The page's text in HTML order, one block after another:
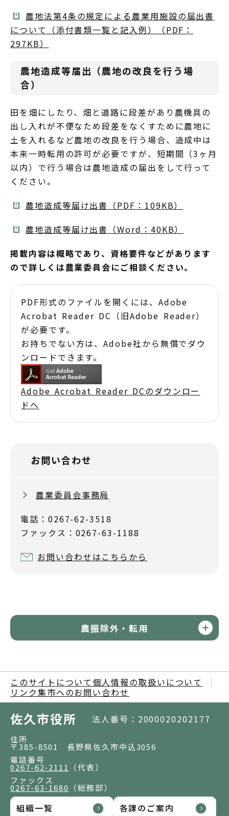
農地法第4条の規定による農業用施設の届出書
について（添付書類一覧と記入例）（PDF：
297KB）
農地造成等届出（農地の改良を行う場
合）
田を畑にしたり、畑と道路に段差があり農機具の
出し入れが不便なため段差をなくすために農地に
土を入れるなど農地の改良を行う場合、造成中は
本来一時転用の許可が必要ですが、短期間（3ヶ月
以内）で行う場合は農地造成の届出をして行って
ください。
農地造成等届け出書（PDF：109KB）
農地造成等届け出書（Word：40KB）
掲載内容は概略であり、資格要件などがあります
ので詳しくは農業委員会にご相談ください。
PDF形式のファイルを開くには、Adobe
Acrobat Reader DC（旧Adobe Reader）
が必要です。
お持ちでない方は、Adobe社から無償でダウ
ンロードできます。
Adobe Acrobat Reader DCのダウンロー
ドへ
お問い合わせ
農業委員会事務局
電話：0267-62-3518
ファックス：0267-63-1188
お問い合わせはこちらから
農振除外・転用
このサイトについて 個人情報の取扱いについて
リンク集市へのお問い合わせ
佐久市役所 法人番号：2000020202177
住所
〒385-8501 長野県佐久市中込3056
電話番号
0267-62-2111
（代表）
ファックス
0267-63-1680 （総務部）
組織一覧 各課のご案内